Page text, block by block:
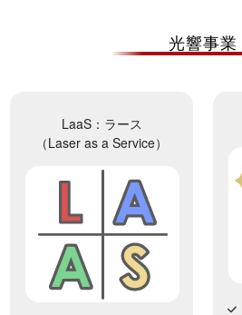
光響事業
LaaS：ラース
（Laser as a Service）